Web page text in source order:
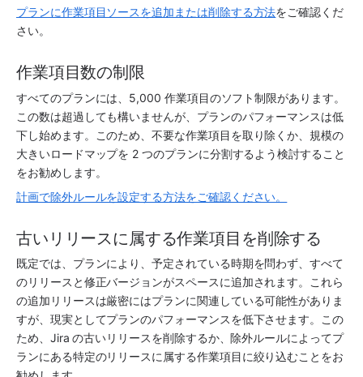
プランに作業項目ソースを追加または削除する方法をご確認くだ
さい。
作業項目数の制限
すべてのプランには、5,000 作業項目のソフト制限があります。
この数は超過しても構いませんが、プランのパフォーマンスは低
下し始めます。このため、不要な作業項目を取り除くか、規模の
大きいロードマップを 2 つのプランに分割するよう検討すること
をお勧めします。
計画で除外ルールを設定する方法をご確認ください。
古いリリースに属する作業項目を削除する
既定では、 プランにより、予定されている時期を問わず、すべて
のリリースと修正バージョンがスペースに追加されます。これら
の追加リリースは厳密にはプランに関連している可能性がありま
すが、現実としてプランのパフォーマンスを低下させます。この
ため、 Jira の古いリリースを削除するか、除外ルールによってプ
ランにある特定のリリースに属する作業項目に絞り込むことをお